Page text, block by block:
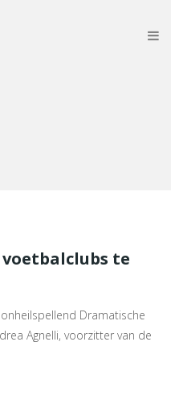
te
Dramatische
Agnelli, voorzitter van de